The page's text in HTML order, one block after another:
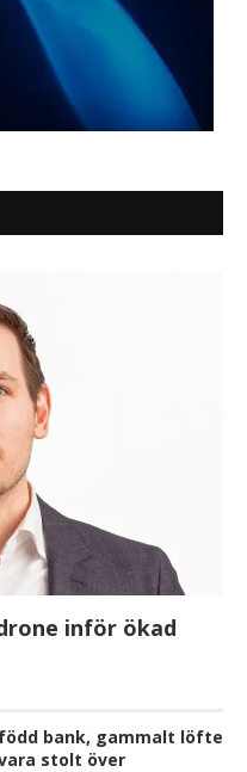
inför ökad
bank, gammalt löfte
stolt över